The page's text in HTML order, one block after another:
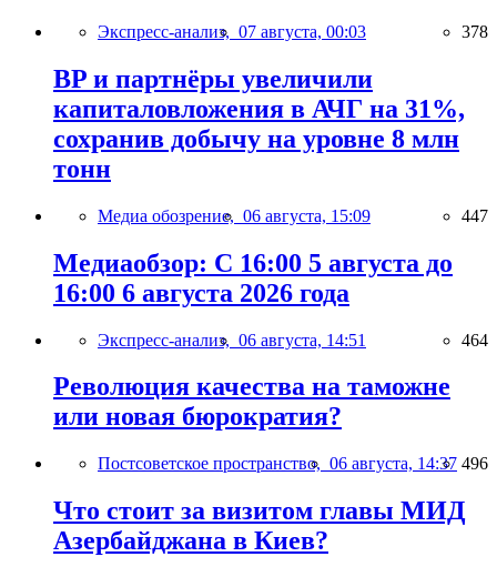
Экспресс-анализ, 07 августа, 00:03 378
BP и партнёры увеличили
капиталовложения в АЧГ на 31%,
сохранив добычу на уровне 8 млн
тонн
Медиа обозрение, 06 августа, 15:09 447
Медиаобзор: С 16:00 5 августа до
16:00 6 августа 2026 года
Экспресс-анализ, 06 августа, 14:51 464
Революция качества на таможне
или новая бюрократия?
Постсоветское пространство, 06 августа, 14:37 496
Что стоит за визитом главы МИД
Азербайджана в Киев?